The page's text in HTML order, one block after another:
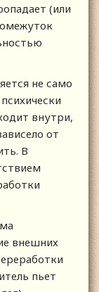
(или
не само
внутри,
от
В
внешних
пьет